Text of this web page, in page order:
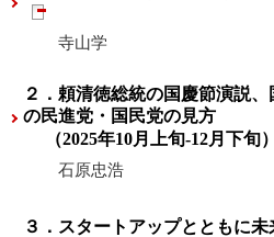
寺山学
２．頼清徳総統の国慶節演説
の民進党・国民党の見方
（2025年10月上旬-12月下旬）
石原忠浩
３．スタートアップとともに